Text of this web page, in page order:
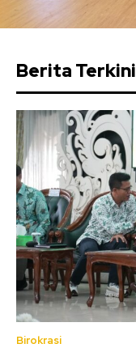
Berita Terkini
Birokrasi